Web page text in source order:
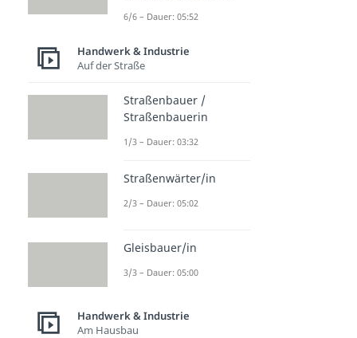
6/6 – Dauer: 05:52
Handwerk & Industrie
Auf der Straße
Straßenbauer /
Straßenbauerin
1/3 – Dauer: 03:32
Straßenwärter/in
2/3 – Dauer: 05:02
Gleisbauer/in
3/3 – Dauer: 05:00
Handwerk & Industrie
Am Hausbau